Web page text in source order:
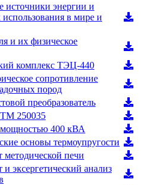
источники энергии и
в мире и
и их физическое
комплекс ТЭЦ-440
сопротивление
пород
преобразователь
250035
400 кВА
основы термоупругости
методической печи
и эксергетический анализ